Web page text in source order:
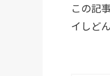
この記
イしど